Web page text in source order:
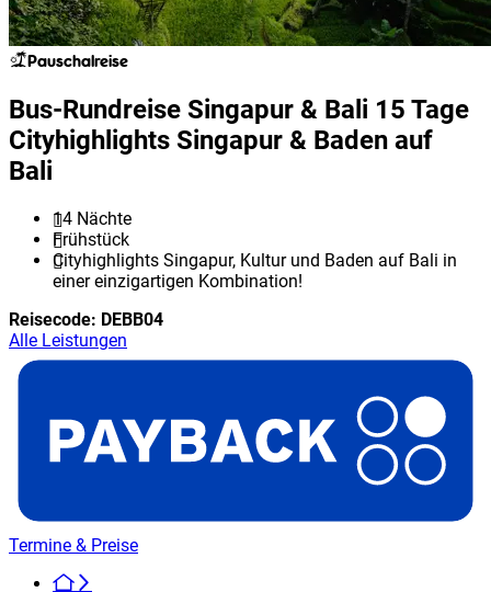
Pauschalreise
Bus-Rundreise Singapur & Bali 15 Tage
Cityhighlights Singapur & Baden auf
Bali
14 Nächte
Frühstück
Cityhighlights Singapur, Kultur und Baden auf Bali in
einer einzigartigen Kombination!
Reisecode: DEBB04
Alle Leistungen
Termine & Preise